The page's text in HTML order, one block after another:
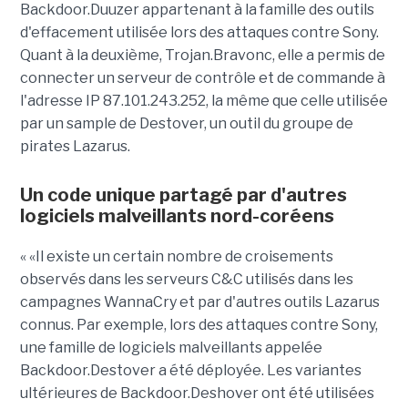
Backdoor.Duuzer appartenant à la famille des outils
d'effacement utilisée lors des attaques contre Sony.
Quant à la deuxième, Trojan.Bravonc, elle a permis de
connecter un serveur de contrôle et de commande à
l'adresse IP 87.101.243.252, la même que celle utilisée
par un sample de Destover, un outil du groupe de
pirates Lazarus.
Un code unique partagé par d'autres
logiciels malveillants nord-coréens
« «Il existe un certain nombre de croisements
observés dans les serveurs C&C utilisés dans les
campagnes WannaCry et par d'autres outils Lazarus
connus. Par exemple, lors des attaques contre Sony,
une famille de logiciels malveillants appelée
Backdoor.Destover a été déployée. Les variantes
ultérieures de Backdoor.Deshover ont été utilisées